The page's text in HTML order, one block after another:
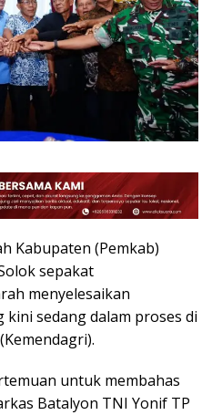
Kabupaten (Pemkab)
sepakat
menyelesaikan
sedang dalam proses di
untuk membahas
Batalyon TNI Yonif TP